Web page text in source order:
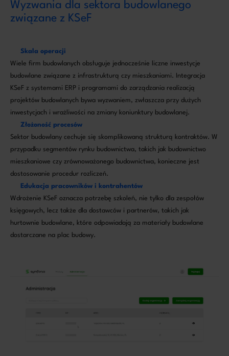
Wyzwania dla sektora budowlanego
związane z KSeF
Skala operacji
Wiele firm budowlanych obsługuje jednocześnie liczne inwestycje
budowlane związane z infrastrukturą czy mieszkaniami. Integracja
KSeF z systemami ERP i programami do zarządzania realizacją
projektów budowlanych bywa wyzwaniem, zwłaszcza przy dużych
inwestycjach i wrażliwości na zmiany koniunktury budowlanej.
Złożoność procesów
Sektor budowlany cechuje się skomplikowaną strukturą kontraktów. W
przypadku segmentów rynku budownictwa, takich jak budownictwo
mieszkaniowe czy zrównoważonego budownictwa, konieczne jest
dostosowanie procedur rozliczeń.
Edukacja pracowników i kontrahentów
Wdrożenie KSeF oznacza potrzebę szkoleń, nie tylko dla zespołów
księgowych, lecz także dla dostawców i partnerów, takich jak
hurtownie budowlane, które odpowiadają za materiały budowlane
dostarczane na plac budowy.